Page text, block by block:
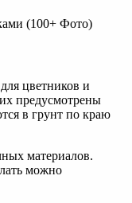
цветников и
предусмотрены
в грунт по краю
материалов.
можно